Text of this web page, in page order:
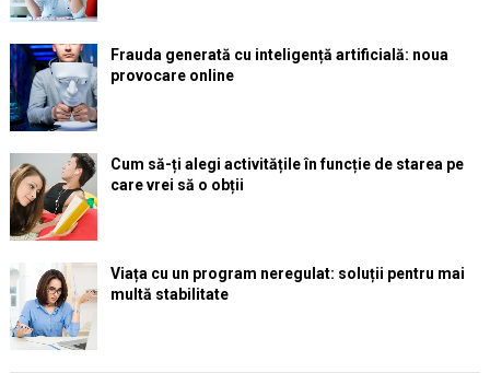
Frauda generată cu inteligență artificială: noua
provocare online
Cum să-ți alegi activitățile în funcție de starea pe
care vrei să o obții
Viața cu un program neregulat: soluții pentru mai
multă stabilitate